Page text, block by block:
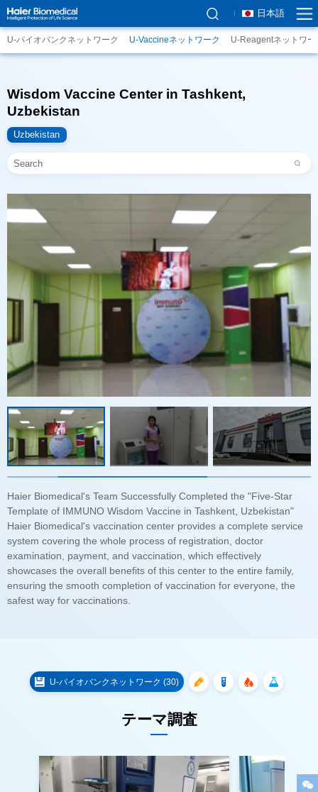
日本語
U-バイオバンクネットワーク U-Vaccineネットワーク U-Reagentネットワー
Uzbekistan
Uzbekistan
safest way for vaccinations.
U-バイオバンクネットワーク (30)
テーマ調査